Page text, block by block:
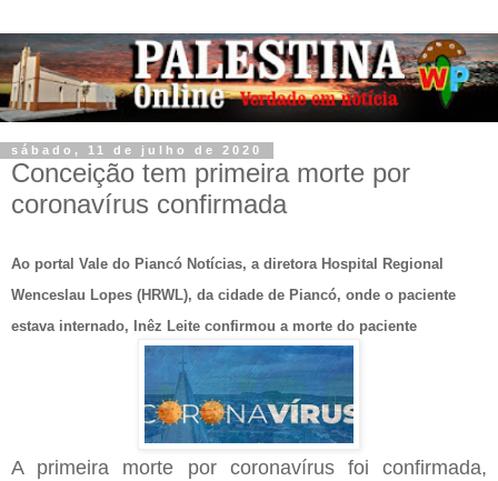
sábado, 11 de julho de 2020
Conceição tem primeira morte por
coronavírus confirmada
Ao portal Vale do Piancó Notícias, a diretora Hospital Regional
Wenceslau Lopes (HRWL), da cidade de Piancó, onde o paciente
estava internado, Inêz Leite confirmou a morte do paciente
A primeira morte por coronavírus foi confirmada,